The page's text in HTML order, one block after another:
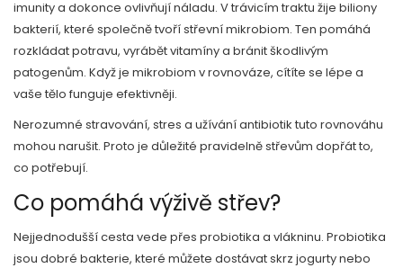
imunity a dokonce ovlivňují náladu. V trávicím traktu žije biliony
bakterií, které společně tvoří střevní mikrobiom. Ten pomáhá
rozkládat potravu, vyrábět vitamíny a bránit škodlivým
patogenům. Když je mikrobiom v rovnováze, cítíte se lépe a
vaše tělo funguje efektivněji.
Nerozumné stravování, stres a užívání antibiotik tuto rovnováhu
mohou narušit. Proto je důležité pravidelně střevům dopřát to,
co potřebují.
Co pomáhá výživě střev?
Nejjednodušší cesta vede přes probiotika a vlákninu. Probiotika
jsou dobré bakterie, které můžete dostávat skrz jogurty nebo